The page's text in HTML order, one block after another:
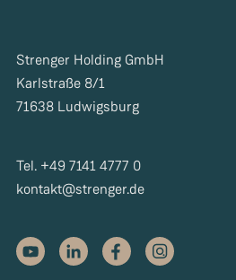
Strenger Holding GmbH
Karlstraße 8/1
71638 Ludwigsburg
Tel. +49 7141 4777 0
kontakt@strenger.de